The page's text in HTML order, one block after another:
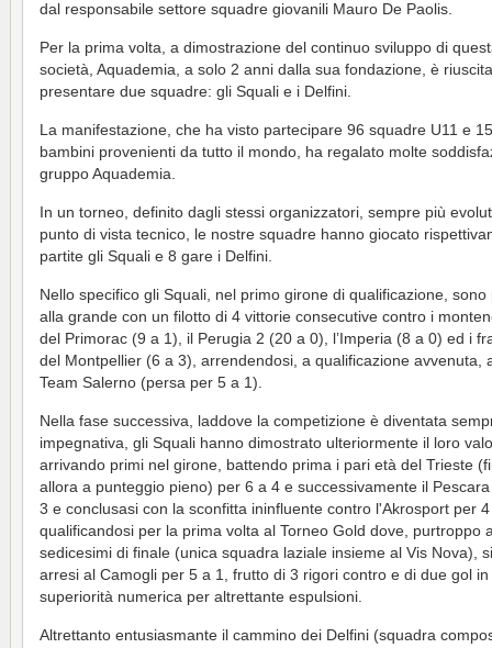
dal responsabile settore squadre giovanili Mauro De Paolis.
Per la prima volta, a dimostrazione del continuo sviluppo di
società, Aquademia, a solo 2 anni dalla sua fondazione, è
presentare due squadre: gli Squali e i Delfini.
La manifestazione, che ha visto partecipare 96 squadre U11 e
bambini provenienti da tutto il mondo, ha regalato molte
gruppo Aquademia.
In un torneo, definito dagli stessi organizzatori, sempre più
punto di vista tecnico, le nostre squadre hanno giocato
partite gli Squali e 8 gare i Delfini.
Nello specifico gli Squali, nel primo girone di qualificazione, sono
alla grande con un filotto di 4 vittorie consecutive contro i
del Primorac (9 a 1), il Perugia 2 (20 a 0), l’Imperia (8 a 0) ed i
del Montpellier (6 a 3), arrendendosi, a qualificazione avvenuta,
Team Salerno (persa per 5 a 1).
Nella fase successiva, laddove la competizione è diventata
impegnativa, gli Squali hanno dimostrato ulteriormente il loro
arrivando primi nel girone, battendo prima i pari età del Trieste
allora a punteggio pieno) per 6 a 4 e successivamente il
3 e conclusasi con la sconfitta ininfluente contro l'Akrosport per
qualificandosi per la prima volta al Torneo Gold dove, purtroppo
sedicesimi di finale (unica squadra laziale insieme al Vis Nova),
arresi al Camogli per 5 a 1, frutto di 3 rigori contro e di due gol in
superiorità numerica per altrettante espulsioni.
Altrettanto entusiasmante il cammino dei Delfini (squadra